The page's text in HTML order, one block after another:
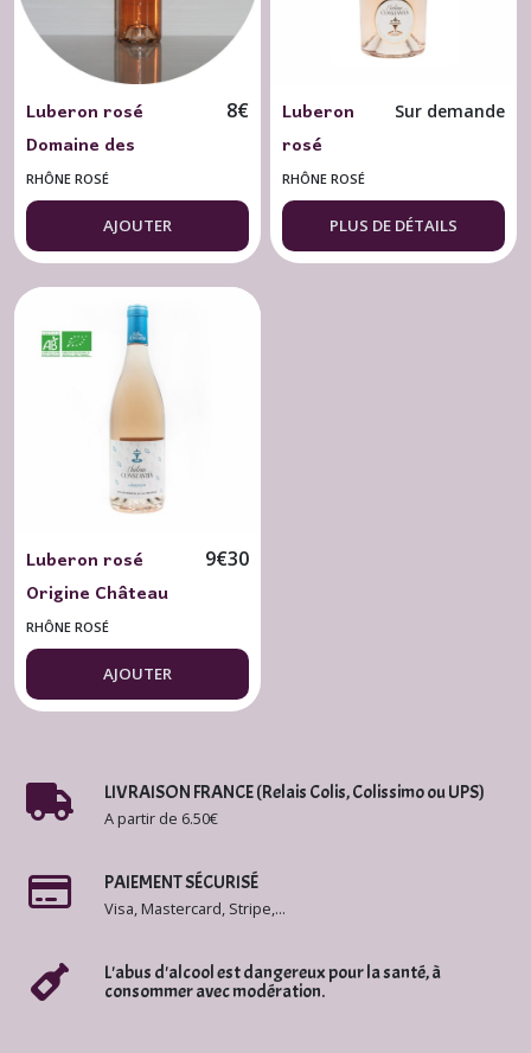
Luberon rosé
Domaine des
Jardinettes 2025
Caprices de Jade BIO
75 cl.
8€
RHÔNE ROSÉ
AJOUTER
Luberon
rosé
"Cuvée Ô"
Château
Constantin
Sur demande
RHÔNE ROSÉ
PLUS DE DÉTAILS
Luberon rosé
Origine Château
Constantin 2025
BIO
9€30
RHÔNE ROSÉ
AJOUTER
LIVRAISON FRANCE (Relais Colis, Colissimo ou UPS)
A partir de 6.50€
PAIEMENT SÉCURISÉ
Visa, Mastercard, Stripe,...
L'abus d'alcool est dangereux pour la santé, à
consommer avec modération.
du
Rhône
Rouge
Afficher
les